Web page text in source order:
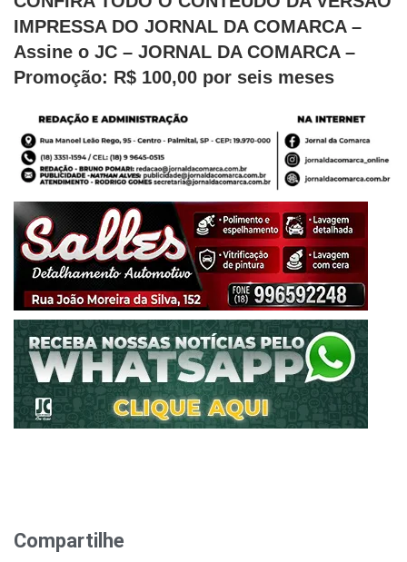
IMPRESSA DO JORNAL DA COMARCA –
Assine o JC – JORNAL DA COMARCA –
Promoção: R$ 100,00 por seis meses
Compartilhe